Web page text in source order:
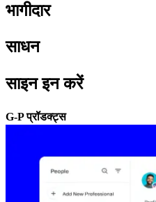
भागीदार​​
साधन​​
साइन इन करें​​
G-P प्रॉडक्ट्स​​